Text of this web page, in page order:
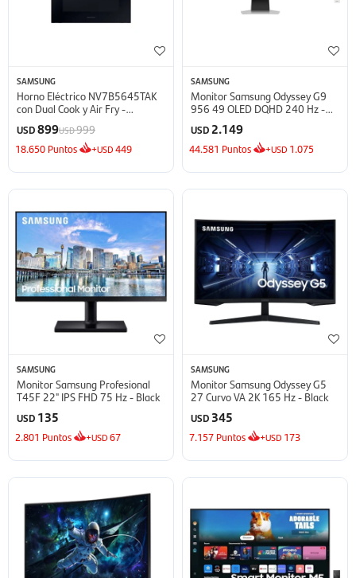
SAMSUNG
Horno Eléctrico NV7B5645TAK
con Dual Cook y Air Fry -
NV7B5645TAK
USD899USD999
18.650 Puntos +USD449
SAMSUNG
Monitor Samsung Odyssey G9
956 49 OLED DQHD 240 Hz -
USD 2.149
44.581 Puntos +USD 1.075
SAMSUNG
Monitor Samsung Profesional
T45F 22" IPS FHD 75 Hz - Black
USD 135
2.801 Puntos +USD67
SAMSUNG
Monitor Samsung Odyssey G5
27 Curvo VA 2K 165 Hz - Black
USD 345
7.157 Puntos +USD 173